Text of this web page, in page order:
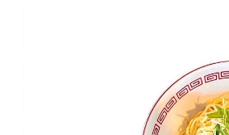
◆本商品は冷蔵でのお届けと